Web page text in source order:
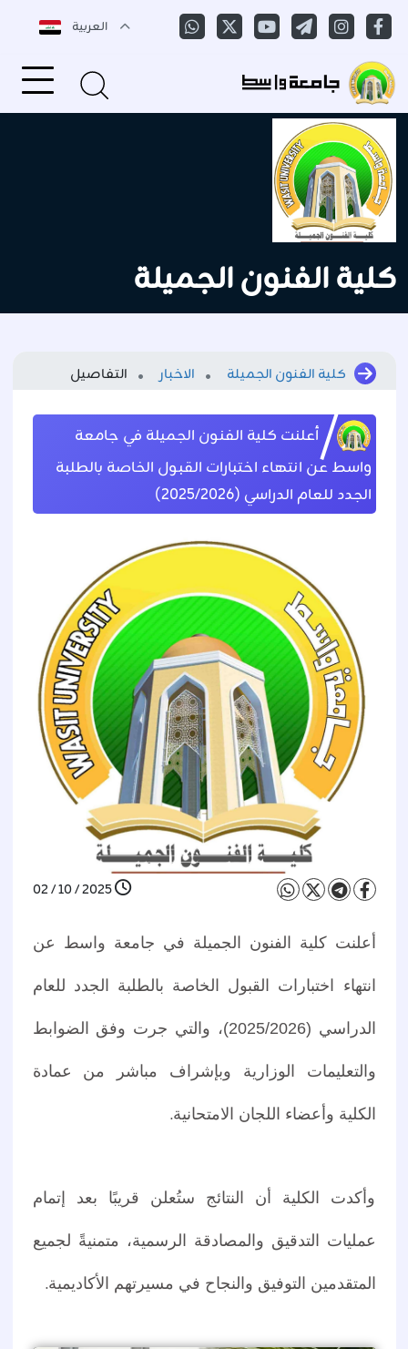
العربية
كلية الفنون الجميلة
كلية الفنون الجميلة الاخبار التفاصيل
أعلنت كلية الفنون الجميلة في جامعة
واسط عن انتهاء اختبارات القبول الخاصة بالطلبة
الجدد للعام الدراسي (2025/2026)
2025 / 10 / 02
أعلنت كلية الفنون الجميلة في جامعة واسط عن
انتهاء اختبارات القبول الخاصة بالطلبة الجدد للعام
الدراسي (2025/2026)، والتي جرت وفق الضوابط
والتعليمات الوزارية وبإشراف مباشر من عمادة
الكلية وأعضاء اللجان الامتحانية.
وأكدت الكلية أن النتائج ستُعلن قريبًا بعد إتمام
عمليات التدقيق والمصادقة الرسمية، متمنيةً لجميع
المتقدمين التوفيق والنجاح في مسيرتهم الأكاديمية.